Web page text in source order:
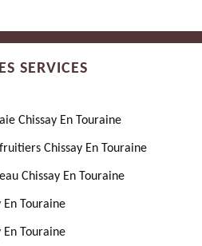
SERVICES
Chissay En Touraine
Chissay En Touraine
Chissay En Touraine
En Touraine
En Touraine